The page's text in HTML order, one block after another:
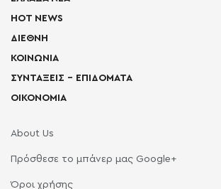
HOT NEWS
ΔΙΕΘΝΗ
ΚΟΙΝΩΝΙΑ
ΣΥΝΤΑΞΕΙΣ – ΕΠΙΔΟΜΑΤΑ
ΟΙΚΟΝΟΜΙΑ
About Us
Πρόσθεσε το μπάνερ μας Google+
Όροι χρήσης